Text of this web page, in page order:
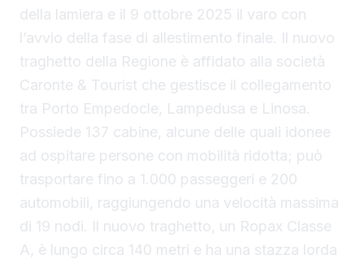
della lamiera e il 9 ottobre 2025 il varo con
l’avvio della fase di allestimento finale. Il nuovo
traghetto della Regione è affidato alla società
Caronte & Tourist che gestisce il collegamento
tra Porto Empedocle, Lampedusa e Linosa.
Possiede 137 cabine, alcune delle quali idonee
ad ospitare persone con mobilità ridotta; può
trasportare fino a 1.000 passeggeri e 200
automobili, raggiungendo una velocità massima
di 19 nodi. Il nuovo traghetto, un Ropax Classe
A, è lungo circa 140 metri e ha una stazza lorda